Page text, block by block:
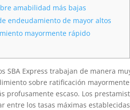
amabilidad más bajas
endeudamiento de mayor altos
mayormente rápido
SBA Express trabajan de manera
sobre ratificación
profusamente escaso. Los
entre los tasas máximas